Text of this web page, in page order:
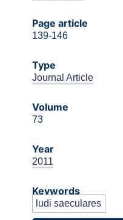
Page article
139-146
Type
Journal Article
Volume
73
Year
2011
Keywords
ludi saeculares